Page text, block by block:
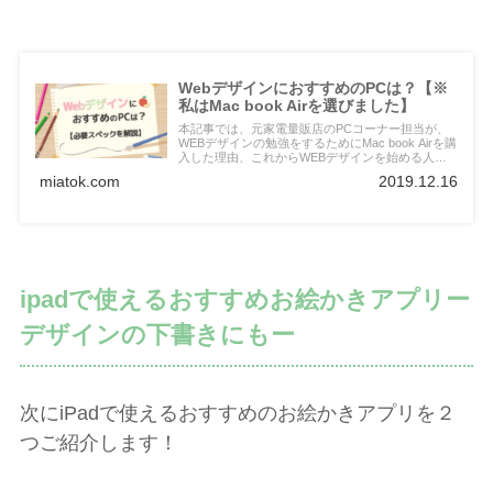
WebデザインにおすすめのPCは？【※
私はMac book Airを選びました】
本記事では、元家電量販店のPCコーナー担当が、
WEBデザインの勉強をするためにMac book Airを購
入した理由、これからWEBデザインを始める人が
販店の販売員が押さえておくべきポイントをお伝え
miatok.com 2019.12.16
ipadで使えるおすすめお絵かきアプリー
デザインの下書きにもー
次にiPadで使えるおすすめのお絵かきアプリを２
つご紹介します！